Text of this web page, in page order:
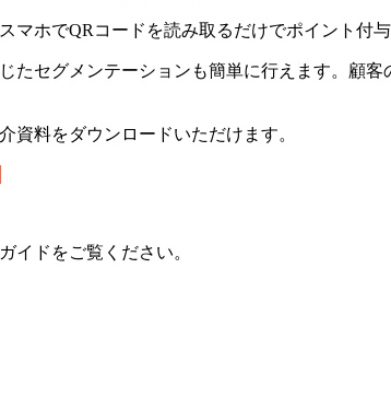
ホでQRコードを読み取るだけでポイント付
たセグメンテーションも簡単に行えます。顧
資料をダウンロードいただけます。
イドをご覧ください。